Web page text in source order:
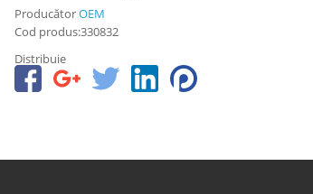
ProducătorOEM
Cod produs:330832
Distribuie